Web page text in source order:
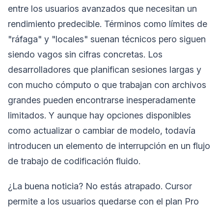
entre los usuarios avanzados que necesitan un
rendimiento predecible. Términos como límites de
"ráfaga" y "locales" suenan técnicos pero siguen
siendo vagos sin cifras concretas. Los
desarrolladores que planifican sesiones largas y
con mucho cómputo o que trabajan con archivos
grandes pueden encontrarse inesperadamente
limitados. Y aunque hay opciones disponibles
como actualizar o cambiar de modelo, todavía
introducen un elemento de interrupción en un flujo
de trabajo de codificación fluido.
¿La buena noticia? No estás atrapado. Cursor
permite a los usuarios quedarse con el plan Pro